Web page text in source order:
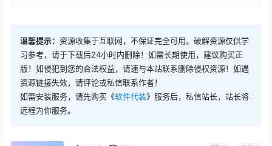
温馨提示： 资源收集于互联网，不保证完全可用。破解资源仅供学
习参考，请于下载后24小时内删除！如需长期使用，建议购买正
版！如侵犯到您的合法权益，请速与本站联系删除侵权资源！如遇
资源链接失效，请评论或私信联系作者！
如需安装服务，请先购买《软件代装》服务后，私信站长，站长将
远程为你服务。